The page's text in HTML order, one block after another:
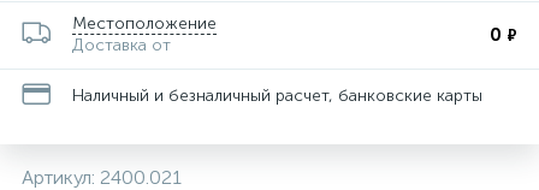
Местоположение
Доставка от
0 ₽
Наличный и безналичный расчет, банковские карты
Артикул: 2400.021